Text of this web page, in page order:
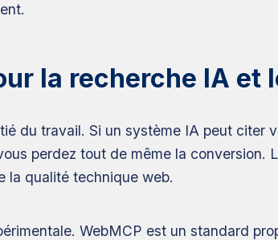
la recherche IA et
du travail. Si un système IA peut citer
perdez tout de même la conversion.
la qualité technique web.
WebMCP est un standard